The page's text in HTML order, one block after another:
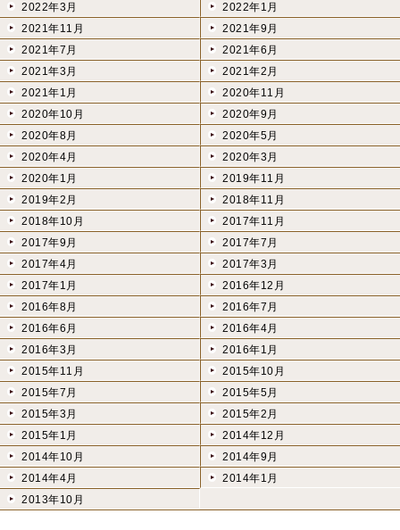
2022年3月
2022年1月
2021年11月
2021年9月
2021年7月
2021年6月
2021年3月
2021年2月
2021年1月
2020年11月
2020年10月
2020年9月
2020年8月
2020年5月
2020年4月
2020年3月
2020年1月
2019年11月
2019年2月
2018年11月
2018年10月
2017年11月
2017年9月
2017年7月
2017年4月
2017年3月
2017年1月
2016年12月
2016年8月
2016年7月
2016年6月
2016年4月
2016年3月
2016年1月
2015年11月
2015年10月
2015年7月
2015年5月
2015年3月
2015年2月
2015年1月
2014年12月
2014年10月
2014年9月
2014年4月
2014年1月
2013年10月